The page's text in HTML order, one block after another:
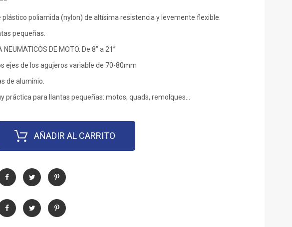
plástico poliamida (nylon) de altísima resistencia y levemente flexible.
pequeñas.
NEUMATICOS DE MOTO. De 8” a 21”
ejes de los agujeros variable de 70-80mm
de aluminio.
práctica para llantas pequeñas: motos, quads, remolques…
AÑADIR AL CARRITO
CompartirTuitear Pinterest
CompartirTuitear Pinterest